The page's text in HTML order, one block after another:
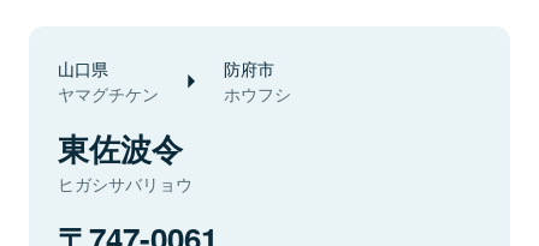
山口県
ヤマグチケン
防府市
ホウフシ
東佐波令
ヒガシサバリョウ